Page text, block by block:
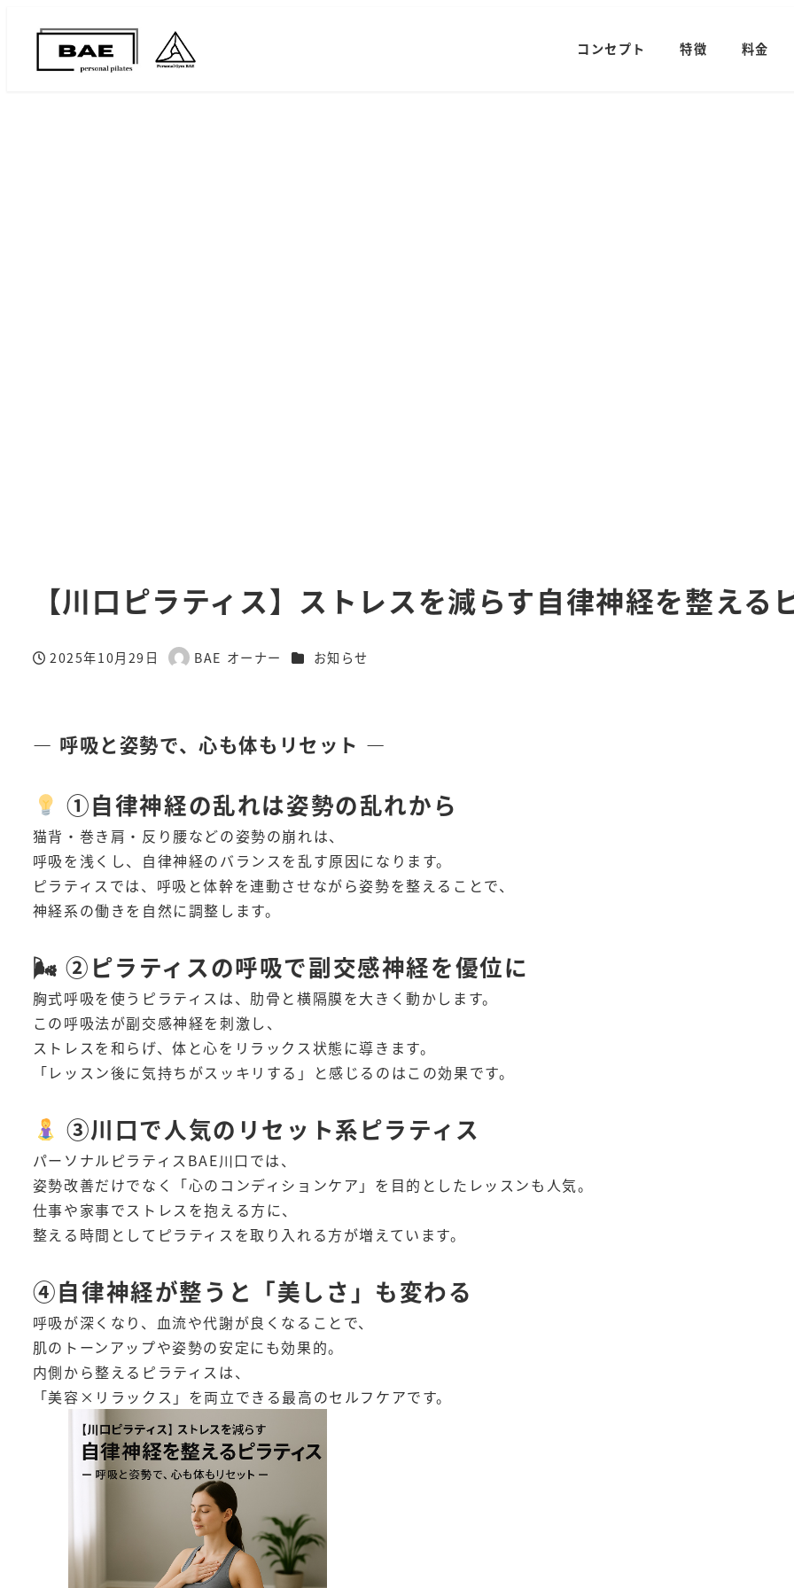
コンセプト 特徴 料金
【川口ピラティス】ストレスを減らす自律神経を整える
投稿日
2025年10月29日
著
BAE オーナー カテゴリー
お知らせ
― 呼吸と姿勢で、心も体もリセット ―
①自律神経の乱れは姿勢の乱れから
猫背・巻き肩・反り腰などの姿勢の崩れは、
呼吸を浅くし、自律神経のバランスを乱す原因になります。
ピラティスでは、呼吸と体幹を連動させながら姿勢を整えることで、
神経系の働きを自然に調整します。
🌬 ②ピラティスの呼吸で副交感神経を優位に
胸式呼吸を使うピラティスは、肋骨と横隔膜を大きく動かします。
この呼吸法が副交感神経を刺激し、
ストレスを和らげ、体と心をリラックス状態に導きます。
「レッスン後に気持ちがスッキリする」と感じるのはこの効果です。
③川口で人気のリセット系ピラティス
パーソナルピラティスBAE川口では、
姿勢改善だけでなく「心のコンディションケア」を目的としたレッスンも人気。
仕事や家事でストレスを抱える方に、
整える時間としてピラティスを取り入れる方が増えています。
④自律神経が整うと「美しさ」も変わる
呼吸が深くなり、血流や代謝が良くなることで、
肌のトーンアップや姿勢の安定にも効果的。
内側から整えるピラティスは、
「美容×リラックス」を両立できる最高のセルフケアです。